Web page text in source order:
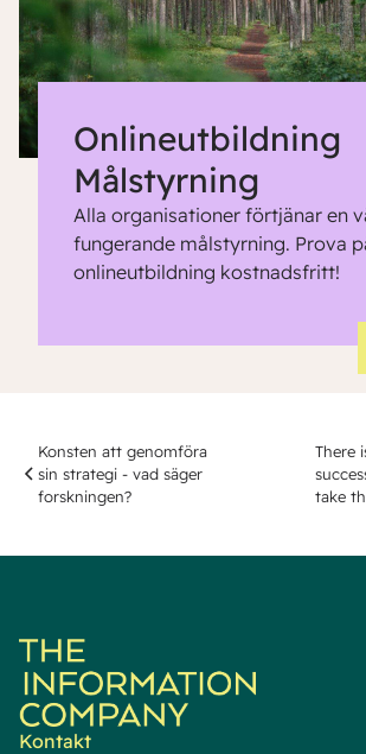
Onlineutbildning
Målstyrning
Alla organisationer förtjänar en
fungerande målstyrning. Prova
onlineutbildning kostnadsfritt!
Konsten att genomföra
sin strategi - vad säger
forskningen?
There
take
Kontakt